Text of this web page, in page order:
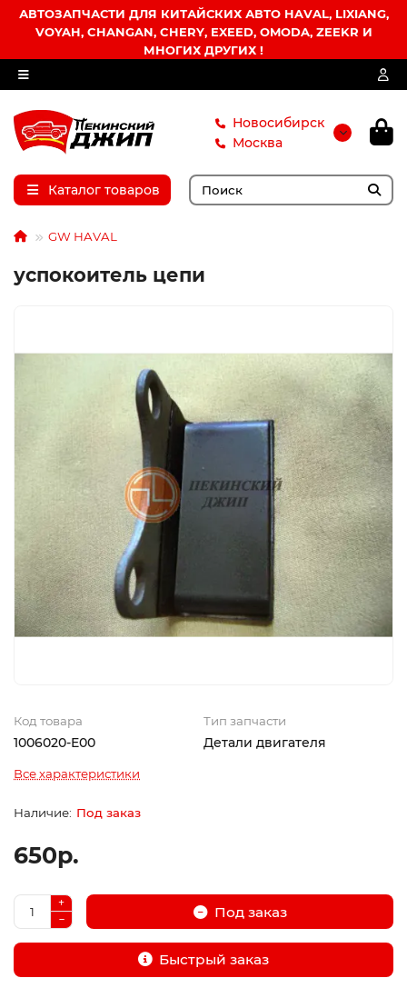
АВТОЗАПЧАСТИ ДЛЯ КИТАЙСКИХ АВТО HAVAL, LIXIANG,
VOYAH, CHANGAN, CHERY, EXEED, OMODA, ZEEKR И
МНОГИХ ДРУГИХ !
Новосибирск
Москва
Каталог товаров
GW HAVAL
успокоитель цепи
Код товара
1006020-E00
Тип запчасти
Детали двигателя
Все характеристики
Под заказ
650р.
Под заказ
Быстрый заказ